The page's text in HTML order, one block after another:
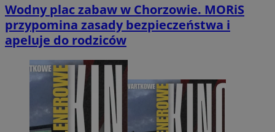
Wodny plac zabaw w Chorzowie. MORiS
przypomina zasady bezpieczeństwa i
apeluje do rodziców